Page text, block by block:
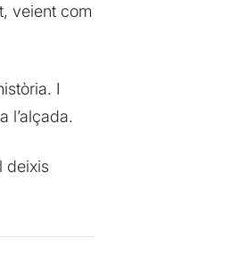
veient com
I
l’alçada.
deixis